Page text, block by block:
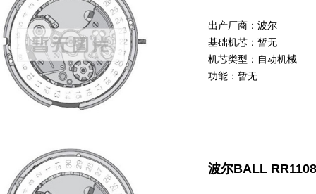
出产厂商： 波尔
基础机芯： 暂无
机芯类型： 自动机械
功能： 暂无
波尔BALL RR1108